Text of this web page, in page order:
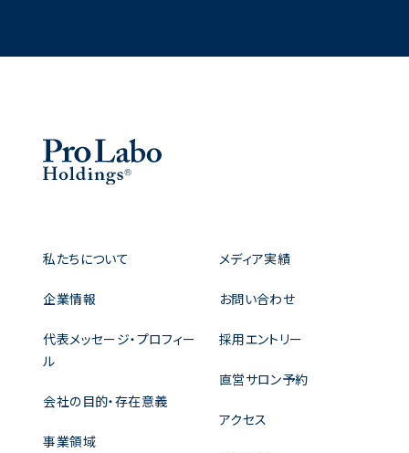
私たちについて
企業情報
代表メッセージ・プロフィー
ル
会社の目的・存在意義
事業領域
メディア実績
お問い合わせ
採用エントリー
直営サロン予約
アクセス